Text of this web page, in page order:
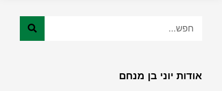
אודות יוני בן מנחם